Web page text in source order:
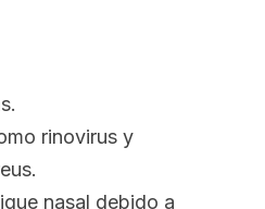
rinovirus y
.
nasal debido a